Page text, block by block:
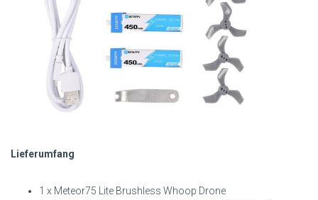
Lieferumfang
1 x Meteor75 Lite Brushless Whoop Drone